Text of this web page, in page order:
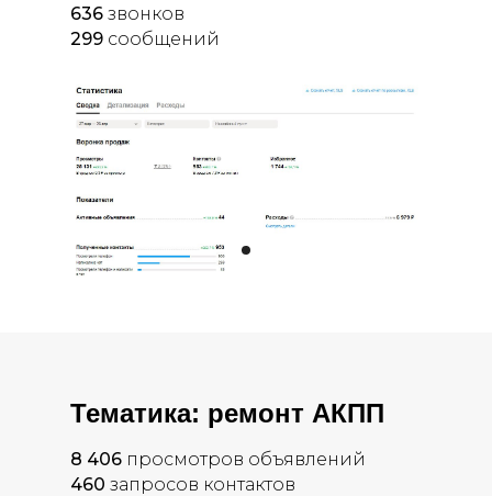
636 звонков
299 сообщений
Тематика: ремонт АКПП
8 406 просмотров объявлений
460 запросов контактов